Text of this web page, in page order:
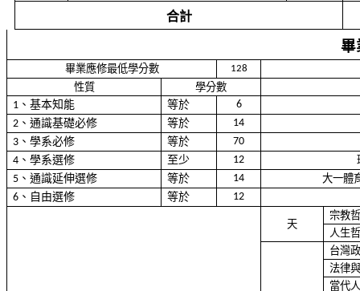
合計
畢
畢業應修最低學分數 128
性質
學分數
1 、基本知能 等於
6
2 、通識基礎必修 等於
14
3 、學系必修 等於
70
4 、學系選修 至少 12
5 、通識延伸選修 等於 14 大一體
6 、自由選修 等於 12
天
宗教
人生
台灣
法律
當代